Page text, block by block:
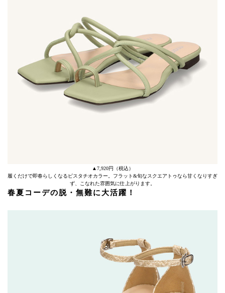
▲7,920円（税込）
履くだけで即春らしくなるピスタチオカラー。フラット&旬なスクエアトゥなら甘くなりすぎ
ず、こなれた雰囲気に仕上がります。
春夏コーデの脱・無難に大活躍！